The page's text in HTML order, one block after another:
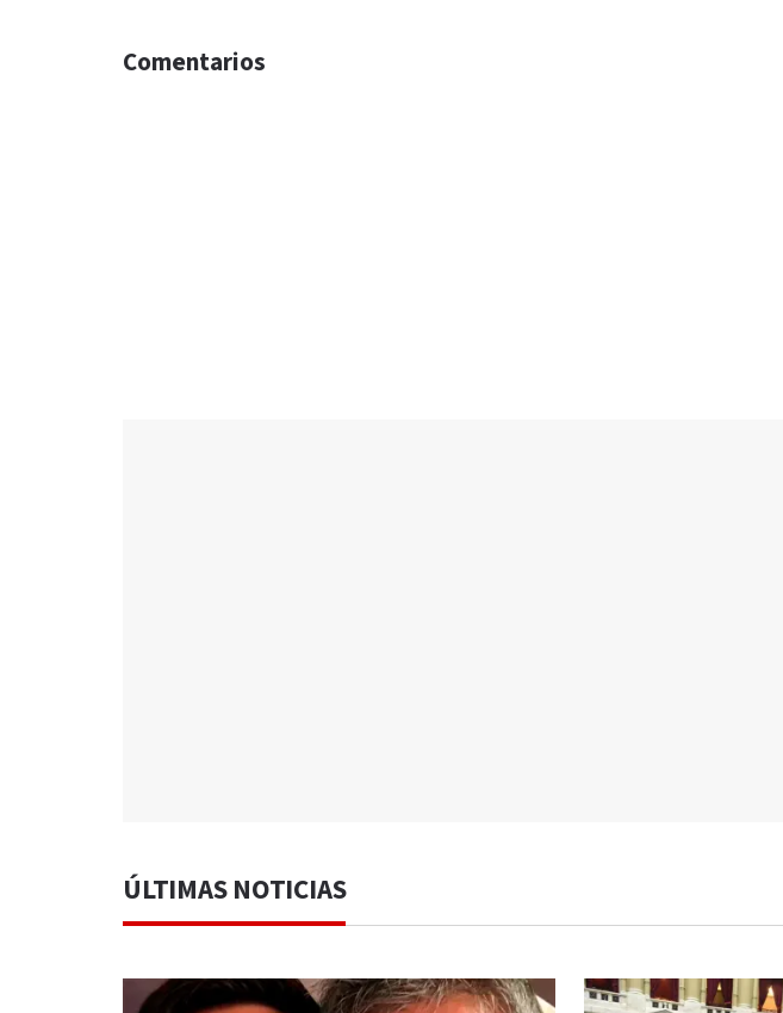
Comentarios
ÚLTIMAS NOTICIAS